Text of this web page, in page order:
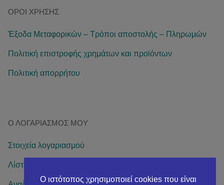
ΌΡΟΙ ΧΡΉΣΗΣ
Έξοδα Μεταφορικών – Τρόποι αποστολής – Πληρωμών
Πολιτική επιστροφής χρημάτων και προϊόντων
Πολιτική απορρήτου
Ο ΛΟΓΑΡΙΑΣΜΌΣ ΜΟΥ
Στοιχεία λογαριασμού
Λίστα επιθυμιών
Ο ιστότοπος χρησιμοποιεί cookies που είναι